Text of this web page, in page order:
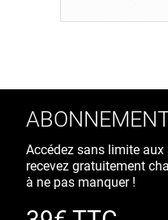
Accédez sans limite
recevez gratuitement
à ne pas manquer !